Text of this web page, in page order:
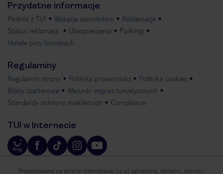
Przydatne informacje
Podróż z TUI Wakacje samolotem
Reklamacje
Status reklamacji
Ubezpieczenia
Parkingi
Hotele przy lotniskach
Regulaminy
Regulamin strony Polityka prywatności
Polityka cookies
Bilety czarterowe
Warunki imprez turystycznych
Standardy ochrony małoletnich
Compliance
TUI w Internecie
Prezentowane na stronie internetowej tui.pl ogłoszenia, reklamy, cenniki i